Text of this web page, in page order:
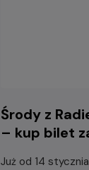
Środy z
– kup bilet
Już od 14